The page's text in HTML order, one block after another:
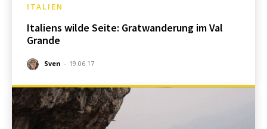
ITALIEN
Italiens wilde Seite: Gratwanderung im Val
Grande
Sven - 19.06.17